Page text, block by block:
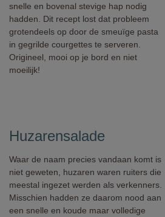
snelle en bovenal stevige hap nodig
hadden. Dit recept lost dat probleem
grotendeels op door de smeuïge pasta
in gegrilde courgettes te serveren.
Origineel, mooi op je bord en niet
moeilijk!
Huzarensalade
Waar de naam precies vandaan komt is
niet geweten, huzaren waren ruiters die
meestal ingezet werden als verkenners.
Misschien hadden ze daarom nood aan
een snelle en koude maar volledige